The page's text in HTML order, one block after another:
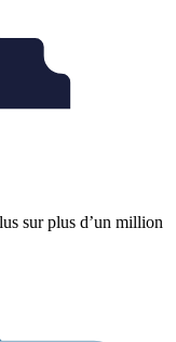
sur plus d’un million